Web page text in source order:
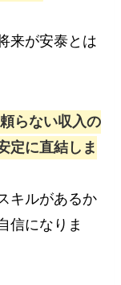
来が安泰とは
らない収入の
定に直結しま
キルがあるか
信になりま